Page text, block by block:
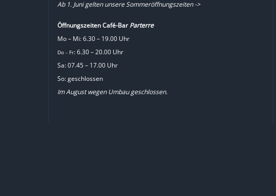
Ab 1. Juni gelten unsere Sommeröffnungszeiten ->
Öffnungszeiten Café-BarParterre
Mo – Mi: 6.30 – 19.00 Uhr
Do –Fr: 6.30 – 20.00 Uhr
Sa: 07.45 – 17.00 Uhr
So: geschlossen
Im August wegen Umbau geschlossen.